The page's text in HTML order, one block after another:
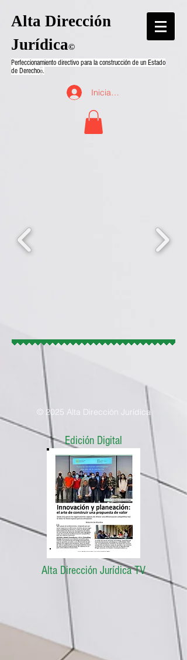
Alta Dirección
Jurídica©
Perfeccionamiento directivo para la construcción de un Estado
de Derecho©.
Iniciar sesión
© 2025 Alta Dirección Jurídica
Edición Digital
Alta Dirección Jurídica TV